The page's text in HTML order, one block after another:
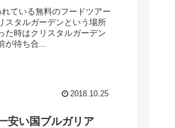
ている無料のフードツアー
スタルガーデンという場所
た時はクリスタルガーデン
待ち合...
2018.10.25
安い国ブルガリア